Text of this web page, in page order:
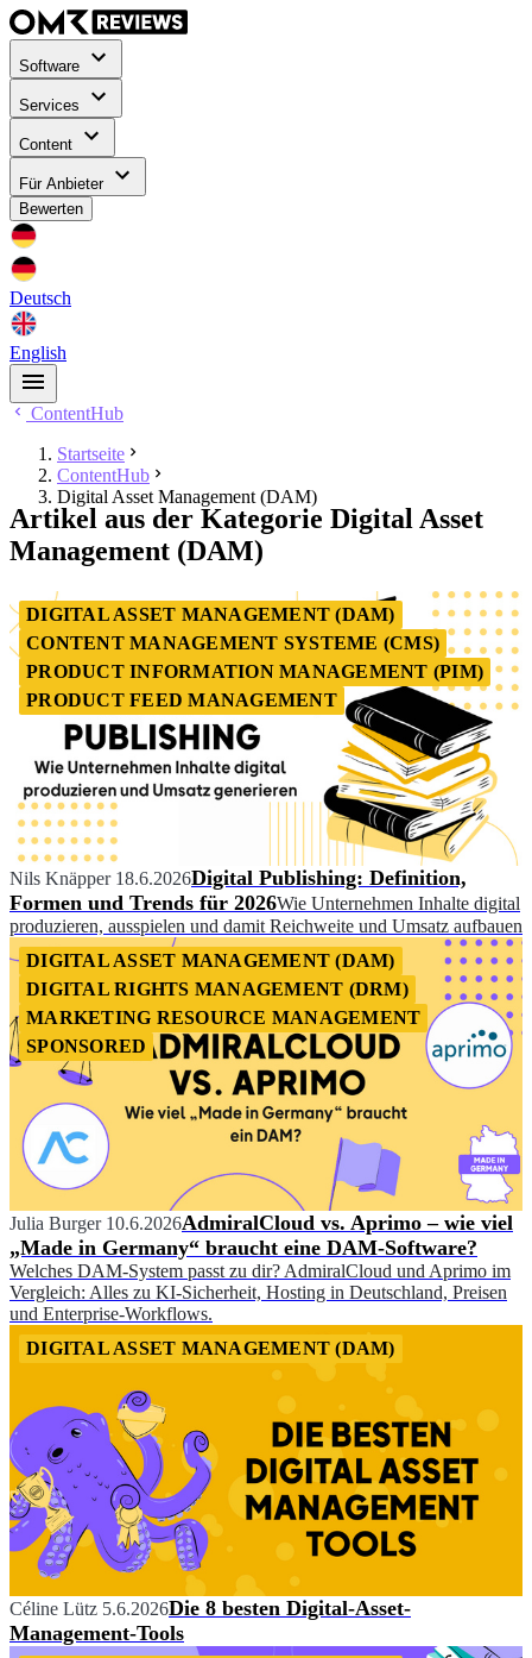
Software
Services
Content
Für Anbieter
Bewerten
Deutsch
English
ContentHub
Startseite
ContentHub
Digital Asset Management (DAM)
Artikel aus der Kategorie Digital Asset
Management (DAM)
DIGITAL ASSET MANAGEMENT (DAM)
CONTENT MANAGEMENT SYSTEME (CMS)
PRODUCT INFORMATION MANAGEMENT (PIM)
PRODUCT FEED MANAGEMENT
Nils Knäpper 18.6.2026Digital Publishing: Definition,
Formen und Trends für 2026Wie Unternehmen Inhalte digital
produzieren, ausspielen und damit Reichweite und Umsatz aufbauen
DIGITAL ASSET MANAGEMENT (DAM)
DIGITAL RIGHTS MANAGEMENT (DRM)
MARKETING RESOURCE MANAGEMENT
SPONSORED
Julia Burger 10.6.2026AdmiralCloud vs. Aprimo – wie viel
„Made in Germany“ braucht eine DAM-Software?
Welches DAM-System passt zu dir? AdmiralCloud und Aprimo im
Vergleich: Alles zu KI-Sicherheit, Hosting in Deutschland, Preisen
und Enterprise-Workflows.
DIGITAL ASSET MANAGEMENT (DAM)
Céline Lütz 5.6.2026Die 8 besten Digital-Asset-
Management-Tools